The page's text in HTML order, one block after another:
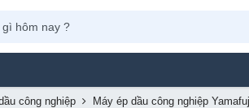
công nghiệp Máy ép dầu công nghiệp